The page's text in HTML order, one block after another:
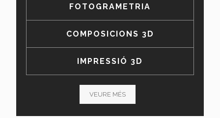
FOTOGRAMETRIA
COMPOSICIONS 3D
IMPRESSIÓ 3D
VEURE MÉS